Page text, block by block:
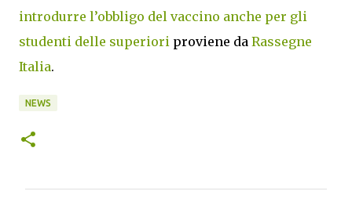
introdurre l’obbligo del vaccino anche per gli
studenti delle superiori proviene da Rassegne
Italia.
NEWS